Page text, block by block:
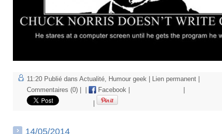
11:20 Publié dans Actualité, Humour geek Lien permanent
Commentaires (0)
Facebook
14/05/2014